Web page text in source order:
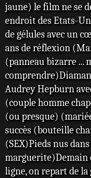
jaune) le film ne se
endroit des Etats-
de gélules avec un
ans de réflexion
(panneau bizarre ...
Audrey Hepburn
(couple homme
(ou presque)
succès (bouteille
(SEX)Pieds nus
marguerite)Demain
ligne, on repart de la